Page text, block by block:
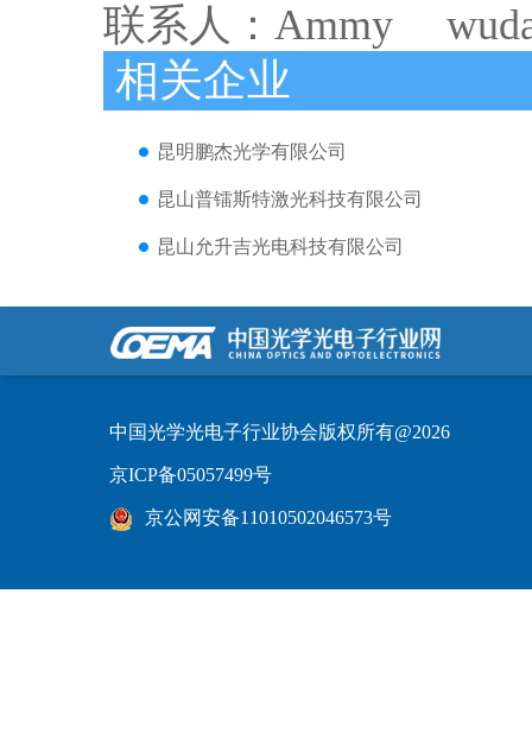
联系人：Ammy
相关企业
昆明鹏杰光学有限公司
昆山普镭斯特激光科技有限公司
昆山允升吉光电科技有限公司
中国光学光电子行业协会版权所有@2026
京ICP备05057499号
京公网安备11010502046573号